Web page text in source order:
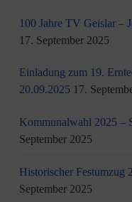
100 Jahre TV Geislar –
17. September 2025
Einladung zum 19.
20.09.2025 17.
Kommunalwahl 2025 –
September 2025
Historischer Festumzug
September 2025